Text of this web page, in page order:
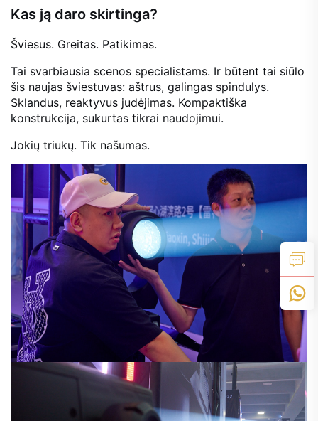
Kas ją daro skirtinga?
Šviesus. Greitas. Patikimas.
Tai svarbiausia scenos specialistams. Ir būtent tai siūlo
šis naujas šviestuvas: aštrus, galingas spindulys.
Sklandus, reaktyvus judėjimas. Kompaktiška
konstrukcija, sukurtas tikrai naudojimui.
Jokių triukų. Tik našumas.